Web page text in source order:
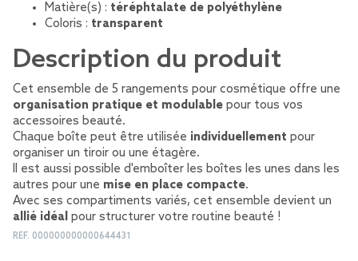
Matière(s) : téréphtalate de polyéthylène
Coloris : transparent
Description du produit
Cet ensemble de 5 rangements pour cosmétique offre une
organisation pratique et modulable pour tous vos
accessoires beauté.
Chaque boîte peut être utilisée individuellement pour
organiser un tiroir ou une étagère.
Il est aussi possible d'emboîter les boîtes les unes dans les
autres pour une mise en place compacte.
Avec ses compartiments variés, cet ensemble devient un
allié idéal pour structurer votre routine beauté !
REF. 000000000000644431